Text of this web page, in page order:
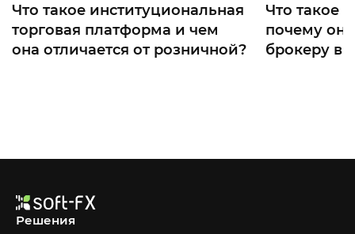
Что такое институциональная
торговая платформа и чем
она отличается от розничной?
Что такое
почему он
брокеру в
Решения